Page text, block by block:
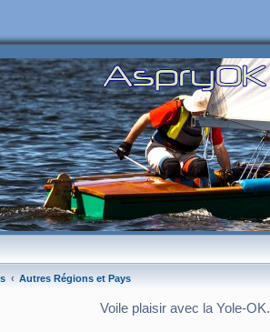
Autres Régions et Pays
Voile plaisir avec la Yole-OK.